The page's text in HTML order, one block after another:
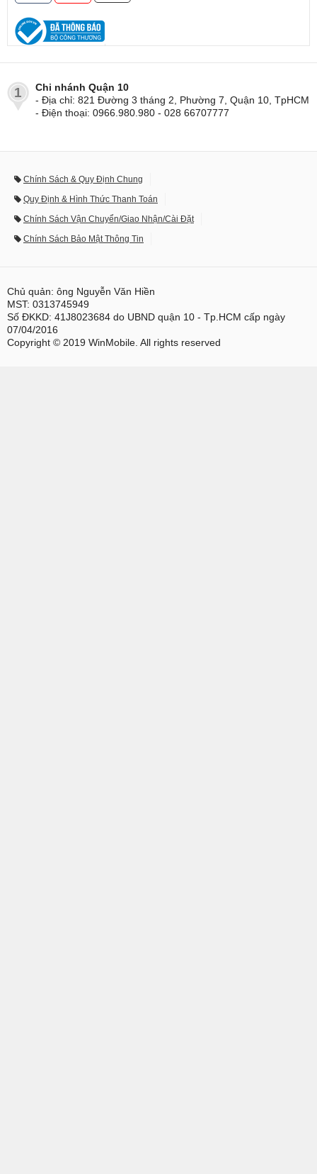
1
Chi nhánh Quận 10
- Địa chỉ: 821 Đường 3 tháng 2, Phường 7, Quận 10, TpHCM
- Điện thoại: 0966.980.980 - 028 66707777
Chính Sách & Quy Định Chung
Quy Định & Hình Thức Thanh Toán
Chính Sách Vận Chuyển/Giao Nhận/Cài Đặt
Chính Sách Bảo Mật Thông Tin
Chủ quản: ông Nguyễn Văn Hiền
MST: 0313745949
Số ĐKKD: 41J8023684 do UBND quận 10 - Tp.HCM cấp ngày
07/04/2016
Copyright © 2019 WinMobile. All rights reserved